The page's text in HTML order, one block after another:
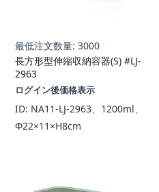
最低注文数量: 3000
長方形型伸縮収納容器(S) #LJ-
2963
ログイン後価格表示
ID: NA11-LJ-2963、1200ml、
Φ22×11×H8cm